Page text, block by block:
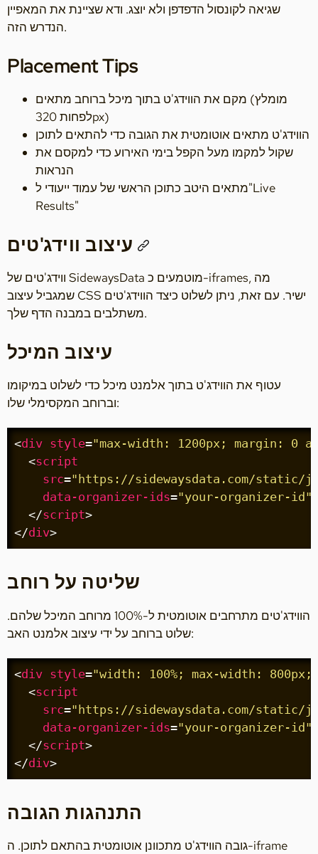
שגיאה לקונסול הדפדפן ולא יוצג. ודא שציינת את המאפיין
הנדרש הזה.
Placement Tips
מקם את הווידג'ט בתוך מיכל ברוחב מתאים (מומלץ
לפחות 320px)
הווידג'ט מתאים אוטומטית את הגובה כדי להתאים לתוכן
שקול למקמו מעל הקפל בימי האירוע כדי למקסם את
הנראות
מתאים היטב כתוכן הראשי של עמוד ייעודי ל"Live
Results"
ווידג'טים של SidewaysData מוטמעים כ-iframes, מה
שמגביל עיצוב CSS ישיר. עם זאת, ניתן לשלוט כיצד הווידג'טים
משתלבים במבנה הדף שלך.
עיצוב המיכל
עטוף את הווידג'ט בתוך אלמנט מיכל כדי לשלוט במיקומו
וברוחב המקסימלי שלו:
<div style="max-width: 1200px; margin: 0
<script
src="https://sidewaysdata.com/static/
data-organizer-ids="your-organizer-id"
</script>
</div>
שליטה על רוחב
הווידג'טים מתרחבים אוטומטית ל-100% מרוחב המיכל שלהם.
שלוט ברוחב על ידי עיצוב אלמנט האב:
<div style="width: 100%; max-width:
<script
src="https://sidewaysdata.com/static/
data-organizer-ids="your-organizer-id"
</script>
</div>
התנהגות הגובה
גובה הווידג'ט מתכוונן אוטומטית בהתאם לתוכן. ה-iframe